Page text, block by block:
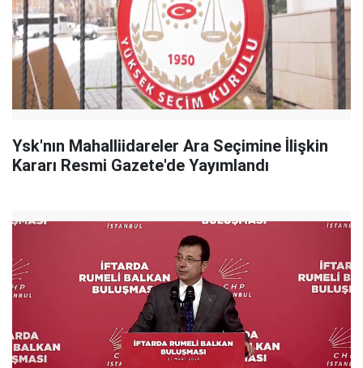
Ysk'nın Mahalliidareler Ara Seçimine İlişkin
Kararı Resmi Gazete'de Yayımlandı